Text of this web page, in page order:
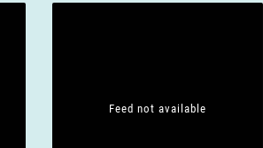
Feed not available